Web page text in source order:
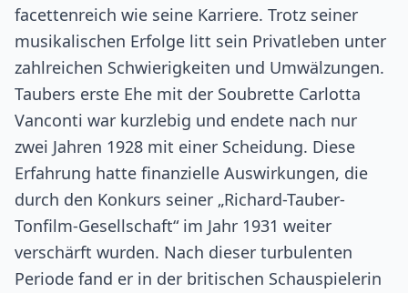
facettenreich wie seine Karriere. Trotz seiner
musikalischen Erfolge litt sein Privatleben unter
zahlreichen Schwierigkeiten und Umwälzungen.
Taubers erste Ehe mit der Soubrette Carlotta
Vanconti war kurzlebig und endete nach nur
zwei Jahren 1928 mit einer Scheidung. Diese
Erfahrung hatte finanzielle Auswirkungen, die
durch den Konkurs seiner „Richard-Tauber-
Tonfilm-Gesellschaft“ im Jahr 1931 weiter
verschärft wurden. Nach dieser turbulenten
Periode fand er in der britischen Schauspielerin